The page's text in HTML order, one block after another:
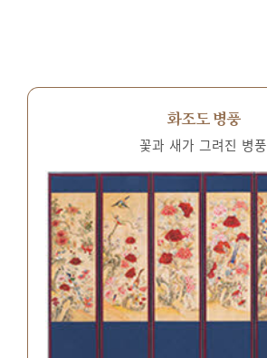
화조도 병풍
꽃과 새가 그려진 병풍